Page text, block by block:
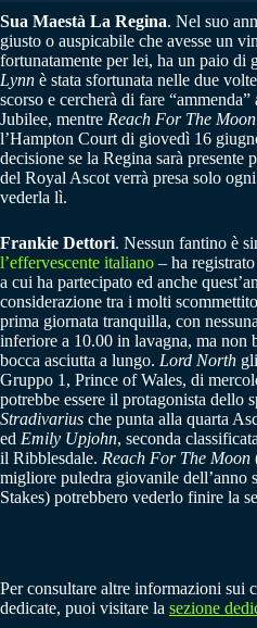
Sua Maestà La Regina. Nel suo
giusto o auspicabile che avesse un
fortunatamente per lei, ha un paio di
Lynn è stata sfortunata nelle due
scorso e cercherà di fare
Jubilee, mentre Reach For The Moon
l’Hampton Court di giovedì 16
decisione se la Regina sarà
del Royal Ascot verrà presa solo
vederla lì.
Frankie Dettori. Nessun fantino è
l’effervescente italiano – ha
a cui ha partecipato ed anche
considerazione tra i molti
prima giornata tranquilla, con
inferiore a 10.00 in lavagna, ma non
bocca asciutta a lungo. Lord North
Gruppo 1, Prince of Wales, di
potrebbe essere il protagonista dello
Stradivarius che punta alla quarta
ed Emily Upjohn, seconda
il Ribblesdale. Reach For The Moon
migliore puledra giovanile dell’anno
Stakes) potrebbero vederlo finire la
Per consultare altre informazioni sui
dedicate, puoi visitare la sezione